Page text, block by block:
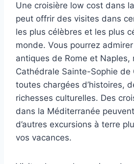
Une croisière low cost dans
peut offrir des visites dans
les plus célèbres et les plus
monde. Vous pourrez
antiques de Rome et Naples,
Cathédrale Sainte-Sophie de
toutes chargées d’histoires,
richesses culturelles. Des
dans la Méditerranée
d’autres excursions à terre
vos vacances.